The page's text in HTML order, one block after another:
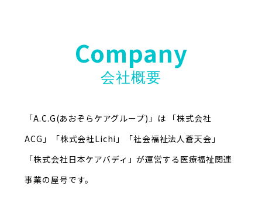
Company
会社概要
「A.C.G(あおぞらケアグループ)」は 「株式会社
ACG」「株式会社Lichi」「社会福祉法人蒼天会」
「株式会社日本ケアバディ」が運営する医療福祉関連
事業の屋号です。